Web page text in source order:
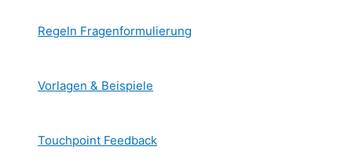
Regeln Fragenformulierung
Vorlagen & Beispiele
Touchpoint Feedback